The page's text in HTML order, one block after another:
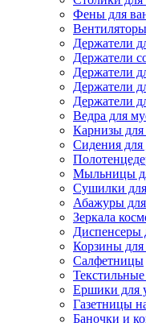
Фены для
Держатели
Держатели
Держатели
Держатели
Держатели
Ведра для
Карнизы для
Сидения для
Мыльницы
Сушилки
Абажуры для
Зеркала
Диспенсеры
Корзины для
Салфетницы
Ершики для
Газетницы
Баночки и